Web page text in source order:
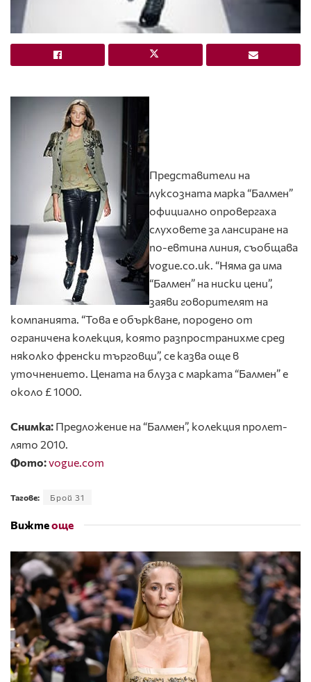
Представители на
луксозната марка “Балмен”
официално опровергаха
слуховете за лансиране на
по-евтина линия, съобщава
vogue.co.uk. “Няма да има
“Балмен” на ниски цени”,
заяви говорителят на
компанията. “Това е объркване, породено от
ограничена колекция, която разпространихме сред
няколко френски търговци”, се казва още в
уточнението. Цената на блуза с марката “Балмен” е
около £ 1000.
Снимка: Предложение на “Балмен”, колекция пролет-
лято 2010.
Фото:vogue.com
Тагове: Брой 31
Вижтеоще